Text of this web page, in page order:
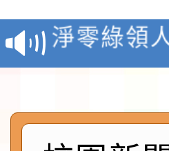
報
淨零綠領
檢送桃園
及師生本
115年食